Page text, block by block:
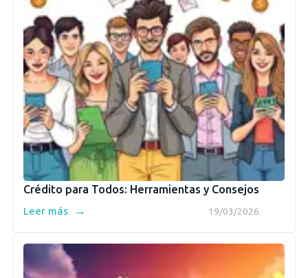
Crédito para Todos: Herramientas y Consejos
19/03/2026
Leer más →